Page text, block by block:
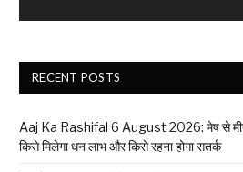
RECENT POSTS
Aaj Ka Rashifal 6 August 2026: मेष से
किसे मिलेगा धन लाभ और किसे रहना होगा सतर्क